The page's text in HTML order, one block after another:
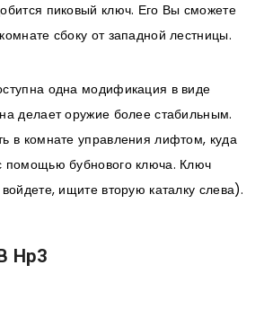
пиковый ключ. Его Вы сможете
сбоку от западной лестницы.
одна модификация в виде
делает оружие более стабильным.
в комнате управления лифтом, куда
помощью бубнового ключа. Ключ
ищите вторую каталку слева).
Hp3